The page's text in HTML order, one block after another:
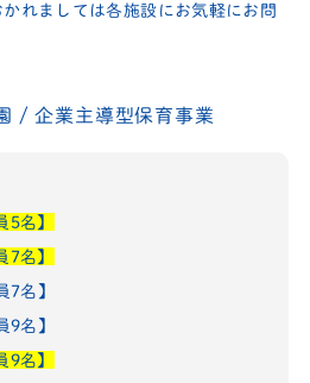
れましては各施設にお気軽にお問
/ 企業主導型保育事業
名】
名】
名】
名】
名】